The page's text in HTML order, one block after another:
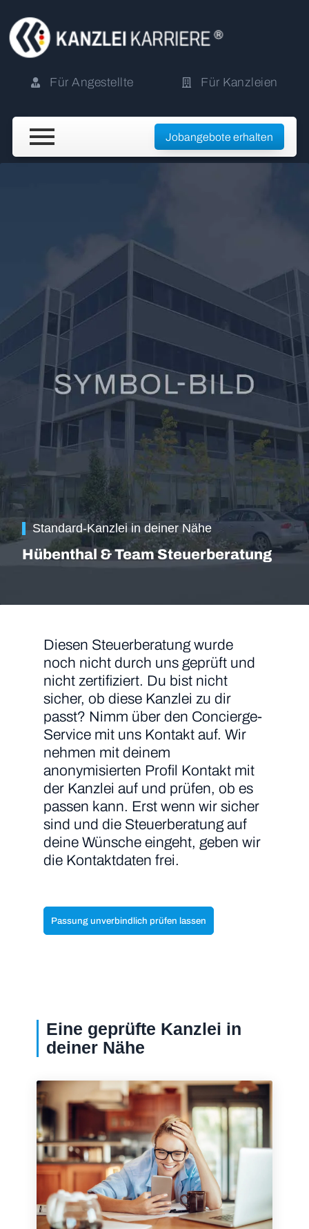
Für Angestellte Für Kanzleien
Jobangebote erhalten
Standard-Kanzlei in deiner Nähe
Hübenthal & Team Steuerberatung
Diesen Steuerberatung wurde
noch nicht durch uns geprüft und
nicht zertifiziert. Du bist nicht
sicher, ob diese Kanzlei zu dir
passt? Nimm über den Concierge-
Service mit uns Kontakt auf. Wir
nehmen mit deinem
anonymisierten Profil Kontakt mit
der Kanzlei auf und prüfen, ob es
passen kann. Erst wenn wir sicher
sind und die Steuerberatung auf
deine Wünsche eingeht, geben wir
die Kontaktdaten frei.
Passung unverbindlich prüfen lassen
Eine geprüfte Kanzlei in
deiner Nähe